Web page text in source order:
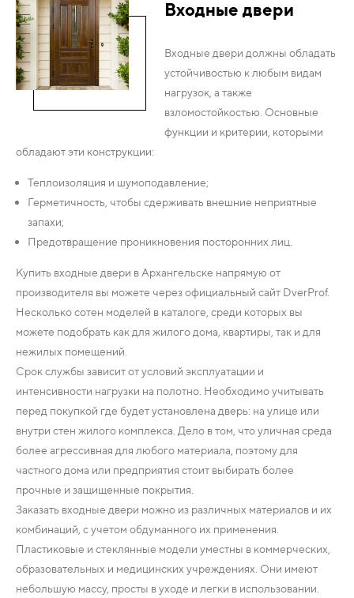
Входные двери
Входные двери должны обладать
устойчивостью к любым видам
нагрузок, а также
взломостойкостью. Основные
функции и критерии, которыми
обладают эти конструкции:
Теплоизоляция и шумоподавление;
Герметичность, чтобы сдерживать внешние неприятные
запахи;
Предотвращение проникновения посторонних лиц.
Купить входные двери в Архангельске напрямую от
производителя вы можете через официальный сайт DverProf.
Несколько сотен моделей в каталоге, среди которых вы
можете подобрать как для жилого дома, квартиры, так и для
нежилых помещений.
Срок службы зависит от условий эксплуатации и
интенсивности нагрузки на полотно. Необходимо учитывать
перед покупкой где будет установлена дверь: на улице или
внутри стен жилого комплекса. Дело в том, что уличная среда
более агрессивная для любого материала, поэтому для
частного дома или предприятия стоит выбирать более
прочные и защищенные покрытия.
Заказать входные двери можно из различных материалов и их
комбинаций, с учетом обдуманного их применения.
Пластиковые и стеклянные модели уместны в коммерческих,
образовательных и медицинских учреждениях. Они имеют
небольшую массу, просты в уходе и легки в использовании.